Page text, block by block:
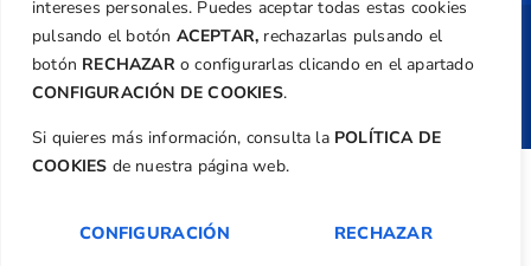
intereses personales. Puedes aceptar todas estas cookies
pulsando el botón ACEPTAR, rechazarlas pulsando el
botón RECHAZARo configurarlas clicando en el apartado
CONFIGURACIÓN DE COOKIES.
Si quieres más información, consulta la POLÍTICA DE
COOKIES de nuestra página web.
CONFIGURACIÓN RECHAZAR
Copyright ©Federación de Golf de la
Comunitat Valenciana| Diseño:TecnoQuatre